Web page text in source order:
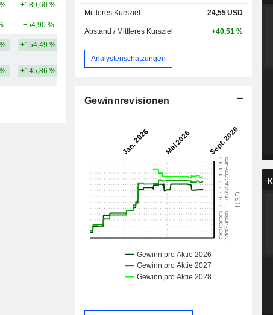
+189,60 %
+54,90 %
+154,49 %
+145,86 %
Mittleres Kursziel 24,55USD
Abstand / Mittleres Kursziel +40,51 %
Analystenschätzungen
Gewinnrevisionen